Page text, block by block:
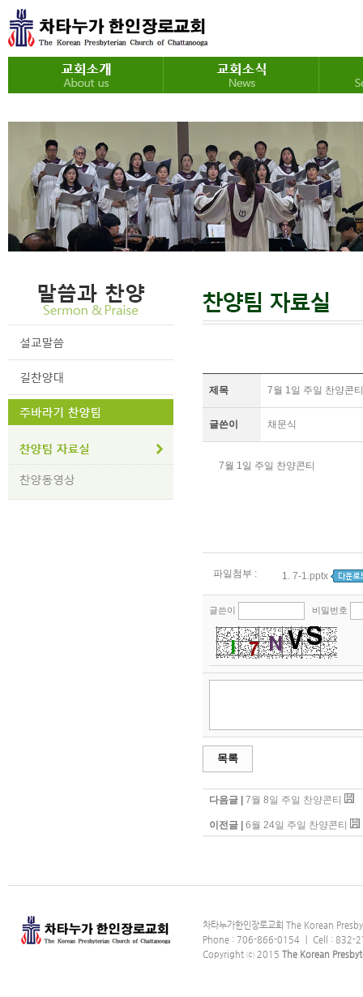
제목 7월 1일 주일 찬양콘티
글쓴이 채문식
7월 1일 주일 찬양콘티
파일첨부 : 1. 7-1.pptx
글쓴이 비밀번호
목록
다음글 | 7월 8일 주일 찬양콘티
이전글 | 6월 24일 주일 찬양콘티
차타누가한인장로교회 The Korean
Phone : 706-866-0154 ｜ Cell : 832-
Copyright ⓒ 2015 The Korean